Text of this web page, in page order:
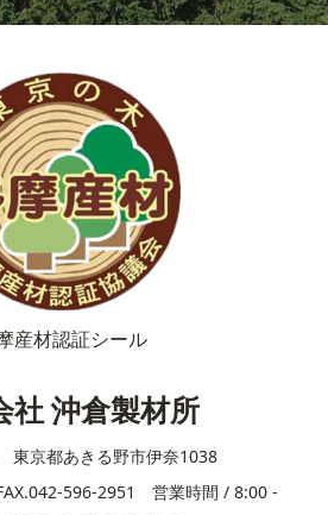
産材認証シール
社 沖倉製材所
京都あきる野市伊奈1038
596-2951 営業時間 / 8:00 -